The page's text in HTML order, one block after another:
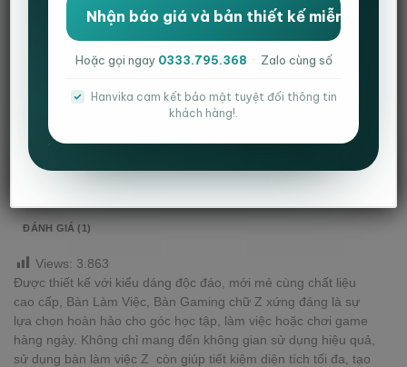
Bàn chữ Z mặt gỗ
MÔ TẢ
ĐÁNH GIÁ (1)
Views: 3.863
Được thiết kế với kiểu dáng độc đáo, mới mẻ cùng chất liệu
cao cấp, Bàn Làm Việc, Bàn Gaming chữ Z xứng đáng là sự
lựa chọn hoàn hảo cho góc học tập, làm việc hoặc chơi game
hàng ngày. Không chỉ mang đến không gian sử dụng hiệu quả,
sử dụng bàn làm việc Z còn giúp tiết kiệm diện tích tối đa, tạo
Hoặc gọi ngay 0333.795.368 · Zalo cùng số
Hanvika cam kết bảo mật tuyệt đối thông tin
khách hàng!.